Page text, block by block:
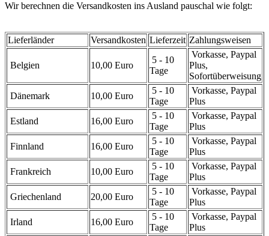
Wir berechnen die Versandkosten ins Ausland pauschal wie folgt:
Lieferländer Versandkosten Lieferzeit Zahlungsweisen
Belgien 10,00 Euro
5 - 10
Tage
Vorkasse, Paypal
Plus,
Sofortüberweisung
Dänemark
10,00 Euro
5 - 10
Tage
Vorkasse, Paypal
Plus
Estland
16,00 Euro
5 - 10
Tage
Vorkasse, Paypal
Plus
Finnland
16,00 Euro
5 - 10
Tage
Vorkasse, Paypal
Plus
Frankreich
10,00 Euro
5 - 10
Tage
Vorkasse, Paypal
Plus
Griechenland
20,00 Euro
5 - 10
Tage
Vorkasse, Paypal
Plus
Irland
16,00 Euro
5 - 10
Tage
Vorkasse, Paypal
Plus